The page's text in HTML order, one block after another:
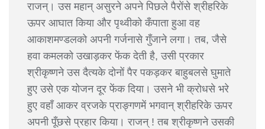
राजन्। उस महान् असुरने अपने पिछले पैरोंसे श्रीहरिके
ऊपर आघात किया और पृथ्वीको कँपाता हुआ वह
आकाशमण्डलको अपनी गर्जनासे गुँजाने लगा। तब, जैसे
हवा कमलको उखाड़कर फेंक देती है, उसी प्रकार
श्रीकृष्णने उस दैत्यके दोनों पैर पकड़कर बाहुबलसे घुमाते
हुए उसे एक योजन दूर फेंक दिया। उसने भी क्रोधसे भरे
हुए वहाँ आकर व्रजके प्राङ्गणमें भगवान् श्रीहरिके ऊपर
अपनी पूँछसे प्रहार किया। राजन् ! तब श्रीकृष्णने उसकी